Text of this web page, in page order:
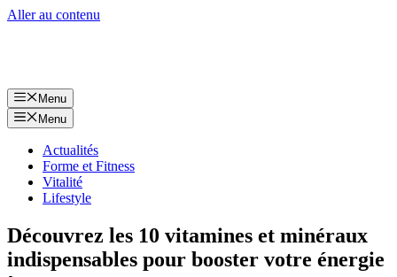
Aller au contenu
Menu
Menu
Actualités
Forme et Fitness
Vitalité
Lifestyle
Découvrez les 10 vitamines et minéraux
indispensables pour booster votre énergie